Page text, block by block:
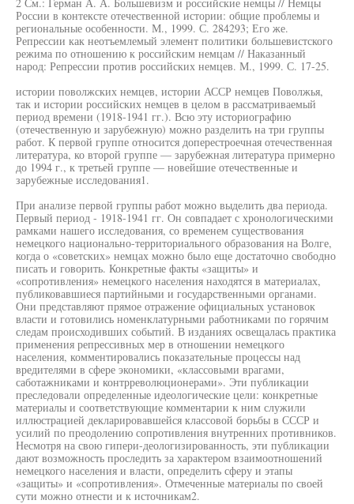
России в контексте отечественной истории: общие проблемы и
региональные особенности. М., 1999. С. 284293; Его же.
Репрессии как неотъемлемый элемент политики большевистского
режима по отношению к российским немцам // Наказанный
народ: Репрессии против российских немцев. М., 1999. С. 17-25.
истории поволжских немцев, истории АССР немцев Поволжья,
так и истории российских немцев в целом в рассматриваемый
период времени (1918-1941 гг.). Всю эту историографию
(отечественную и зарубежную) можно разделить на три группы
работ. К первой группе относится доперестроечная отечественная
литература, ко второй группе — зарубежная литература примерно
до 1994 г., к третьей группе — новейшие отечественные и
зарубежные исследования1.
При анализе первой группы работ можно выделить два периода.
Первый период - 1918-1941 гг. Он совпадает с хронологическими
рамками нашего исследования, со временем существования
немецкого национально-территориального образования на Волге,
когда о «советских» немцах можно было еще достаточно свободно
писать и говорить. Конкретные факты «защиты» и
«сопротивления» немецкого населения находятся в материалах,
публиковавшиеся партийными и государственными органами.
Они представляют прямое отражение официальных установок
власти и готовились номенклатурными работниками по горячим
следам происходивших событий. В изданиях освещалась практика
применения репрессивных мер в отношении немецкого
населения, комментировались показательные процессы над
вредителями в сфере экономики, «классовыми врагами,
саботажниками и контрреволюционерами». Эти публикации
преследовали определенные идеологические цели: конкретные
материалы и соответствующие комментарии к ним служили
иллюстрацией декларировавшейся классовой борьбы в СССР и
усилий по преодолению сопротивления внутренних противников.
Несмотря на свою гипери-деологизированность, эти публикации
дают возможность проследить за характером взаимоотношений
немецкого населения и власти, определить сферу и этапы
«защиты» и «сопротивления». Отмеченные материалы по своей
сути можно отнести и к источникам2.